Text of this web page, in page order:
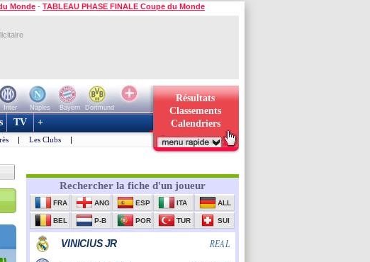
Monde - TABLEAU PHASE FINALE Coupe du Monde
Inter Naples Bayern
Dortmund
Résultats
Classements
Calendriers
TV +
| Les Clubs |